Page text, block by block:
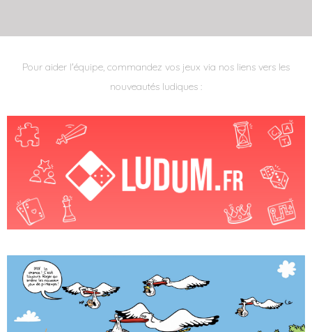
Pour aider l'équipe, commandez vos jeux via nos liens vers les
nouveautés ludiques :